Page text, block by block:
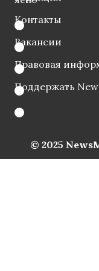
Контакты
Вакансии
Правовая
Поддержать
© 2025